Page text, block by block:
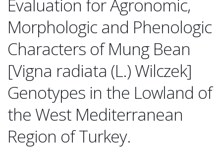
Evaluation for Agronomic,
Morphologic and Phenologic
Characters of Mung Bean
[Vigna radiata (L.) Wilczek]
Genotypes in the Lowland of
the West Mediterranean
Region of Turkey.